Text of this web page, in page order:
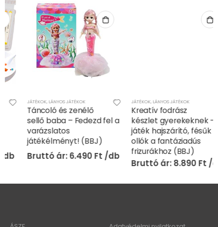
JÁTÉKOK,LÁNYOS JÁTÉKOK
Táncoló és zenélő
sellő baba – Fedezd fel a
varázslatos
játékélményt! (BBJ)
6.490Ft
JÁTÉKOK,LÁNYOS JÁTÉKOK
Kreatív fodrász
készlet gyerekeknek –
játék hajszárító, fésűk és
ollók a fantáziadús
frizurákhoz (BBJ)
8.890Ft